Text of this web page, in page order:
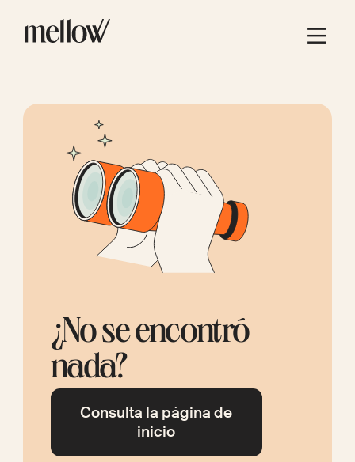
¿No se encontró
nada?
Consulta la página de
inicio